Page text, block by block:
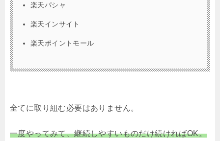
楽天パシャ
楽天インサイト
楽天ポイントモール
全てに取り組む必要はありません。
一度やってみて、継続しやすいものだけ続ければOK。